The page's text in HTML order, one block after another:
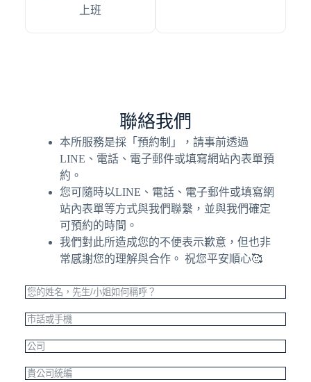
上班
聯絡我們
本所服務是採「預約制」，請事前透過
LINE、電話、電子郵件或填寫網站內表單預
約。
您可隨時以LINE、電話、電子郵件或填寫網
站內表單等方式與我們聯繫，並與我們確定
可預約的時間。
我們對此所造成您的不便表示歉意，但也非
常感謝您的理解與合作。 祝您平安順心🥰